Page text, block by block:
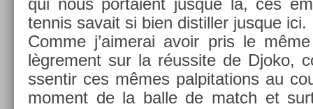
qui nous por­taient jus­que là, ces
ten­nis savait si bien dis­till­er jus­que ici.
Comme j’aimerai avoir pris le
lègre­ment sur la réus­site de Djoko,
ssen­tir ces mêmes pal­pita­tions au
mo­ment de la balle de match et